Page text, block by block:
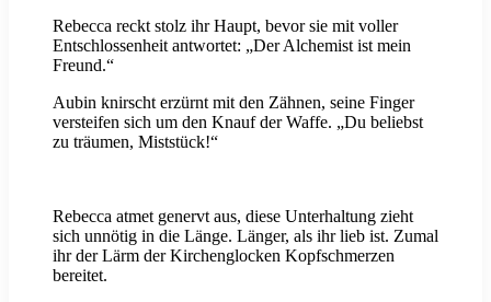
Rebecca reckt stolz ihr Haupt, bevor sie mit voller
Entschlossenheit antwortet: „Der Alchemist ist mein
Freund.“
Aubin knirscht erzürnt mit den Zähnen, seine Finger
versteifen sich um den Knauf der Waffe. „Du beliebst
zu träumen, Miststück!“
Rebecca atmet genervt aus, diese Unterhaltung zieht
sich unnötig in die Länge. Länger, als ihr lieb ist. Zumal
ihr der Lärm der Kirchenglocken Kopfschmerzen
bereitet.